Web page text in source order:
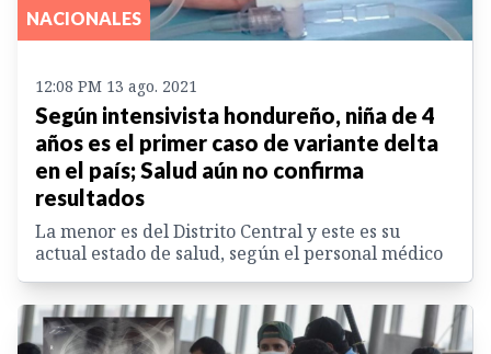
NACIONALES
12:08 PM 13 ago. 2021
Según intensivista hondureño, niña de 4
años es el primer caso de variante delta
en el país; Salud aún no confirma
resultados
La menor es del Distrito Central y este es su
actual estado de salud, según el personal médico